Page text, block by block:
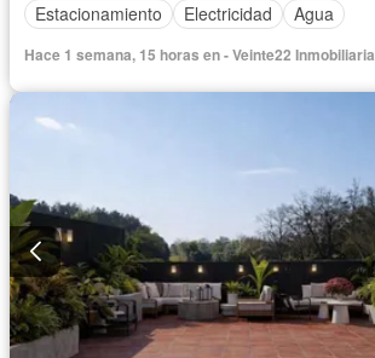
Estacionamiento
Electricidad Agua
Hace 1 semana, 15 horas en - Veinte22 Inmobiliaria